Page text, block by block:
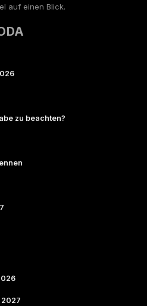
auf einen Blick.
zu beachten?
2027